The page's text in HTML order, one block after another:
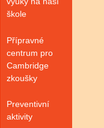
škole
Přípravné
centrum pro
Cambridge
zkoušky
Preventivní
aktivity